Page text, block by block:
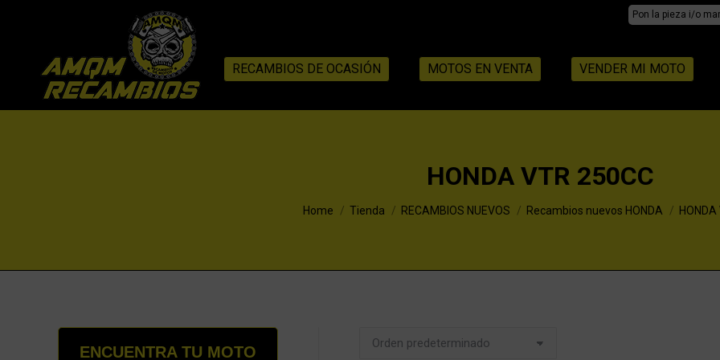
Search:
RECAMBIOS DE OCASIÓN MOTOS EN VENTA VENDER MI MOTO
HONDA VTR 250CC
You are here:
Home Tienda RECAMBIOS NUEVOS Recambios nuevos HONDA
ENCUENTRA TU MOTO